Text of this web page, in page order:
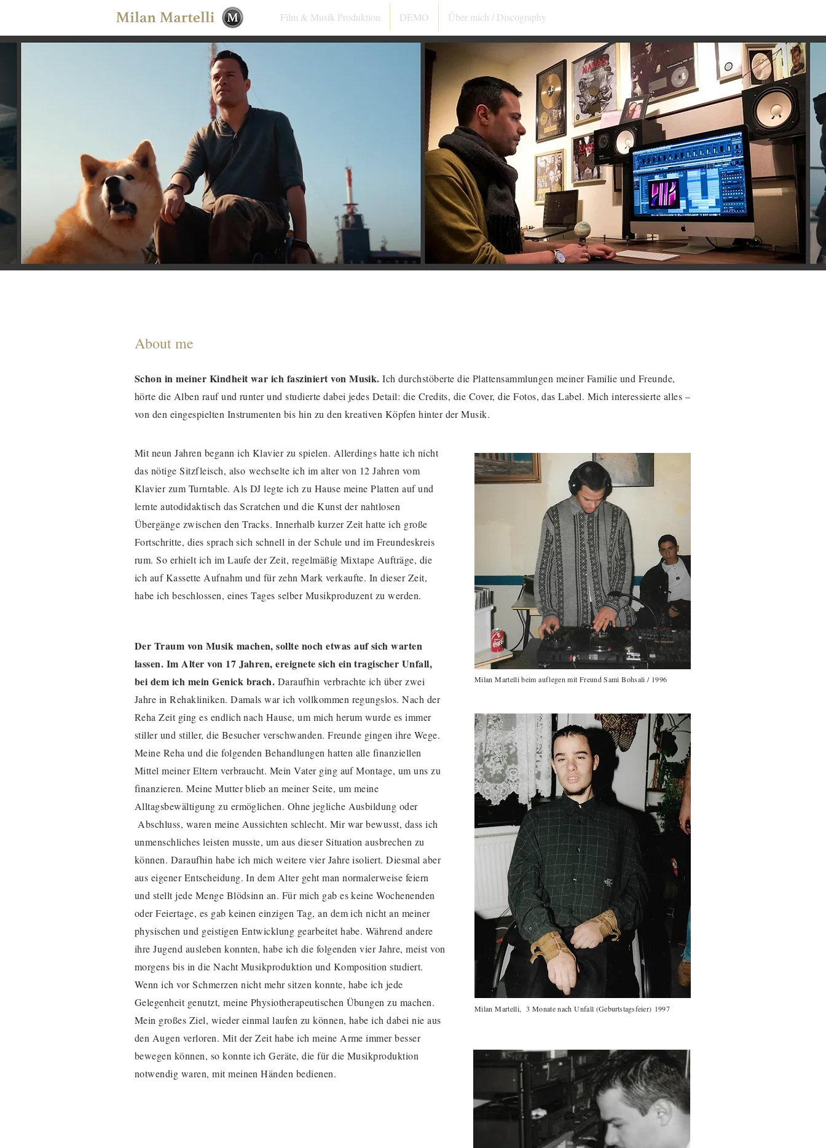
Film & Musik Produktion DEMO Über mich / Discography
About me
Schon in meiner Kindheit war ich fasziniert von Musik.Ich durchstöberte die Plattensammlungen meiner Familie und Freunde,
hörte die Alben rauf und runter und studierte dabei jedes Detail: die Credits, die Cover, die Fotos, das Label. Mich interessierte alles –
von den eingespielten Instrumenten bis hin zu den kreativen Köpfen hinter der Musik.
Mit neun Jahren begann ich Klavier zu spielen. Allerdings hatte ich nicht
das nötige Sitzfleisch, also wechselte ich im alter von 12 Jahren vom
Klavier zum Turntable. Als DJ legte ich zu Hause meine Platten auf und
lernte autodidaktisch das Scratchen und die Kunst der nahtlosen
Übergänge zwischen den Tracks. Innerhalb kurzer Zeit hatte ich große
Fortschritte, dies sprach sich schnell in der Schule und im Freundeskreis
rum. So erhielt ich im Laufe der Zeit, regelmäßig Mixtape Aufträge, die
ich auf Kassette Aufnahm und für zehn Mark verkaufte. In dieser Zeit,
habe ich beschlossen, eines Tages selber Musikproduzent zu werden.
Der Traum von Musik machen, sollte nochetwas auf sich warten
lassen. Im Alter von 17 Jahren, ereignete sich ein tragischer Unfall,
bei dem ich mein Genick brach. Daraufhin verbrachte ich über zwei
Jahre in Rehakliniken. Damals war ich vollkommen regungslos. Nach der
Reha Zeit ging es endlich nach Hause, um mich herum wurde es immer
stiller und stiller, die Besucher verschwanden. Freunde gingen ihre Wege.
Meine Reha und die folgenden Behandlungen hatten alle finanziellen
Mittel meiner Eltern verbraucht. Mein Vater ging auf Montage, um uns zu
finanzieren. Meine Mutter blieb an meiner Seite, um meine
Alltagsbewältigung zu ermöglichen. Ohne jegliche Ausbildung oder
Abschluss, waren meine Aussichten schlecht. Mir war bewusst, dass ich
unmenschliches leisten musste, um aus dieser Situation ausbrechen zu
können. Daraufhin habe ich mich weitere vier Jahre isoliert. Diesmal aber
aus eigener Entscheidung. In dem Alter geht man normalerweise feiern
und stellt jede Menge Blödsinn an. Für mich gab es keine Wochenenden
oder Feiertage, es gab keinen einzigen Tag, an dem ich nicht an meiner
physischen und geistigen Entwicklung gearbeitet habe. Während andere
ihre Jugend ausleben konnten, habe ich die folgenden vier Jahre, meist von
morgens bis in die Nacht Musikproduktion und Komposition studiert.
Wenn ich vor Schmerzen nicht mehr sitzen konnte, habe ich jede
Gelegenheit genutzt, meine Physiotherapeutischen Übungen zu machen.
Mein großes Ziel, wieder einmal laufen zu können, habe ich dabei nie aus
den Augen verloren. Mit der Zeit habe ich meine Arme immer besser
bewegen können, so konnte ich Geräte, die für die Musikproduktion
notwendig waren, mit meinen Händen bedienen.
Milan Martelli beim auflegen mit Freund Sami Bohsali / 1996
Milan Martelli, 3 Monate nach Unfall (Geburtstagsfeier) 1997